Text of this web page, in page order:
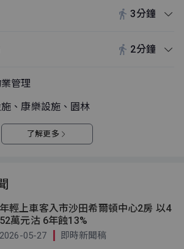
3分鐘
2分鐘
管理
、康樂設施、園林
了解更多
年輕上車客入市沙田希爾頓中心2房 以4
52萬元沽 6年蝕13%
2026-05-27 即時新聞稿